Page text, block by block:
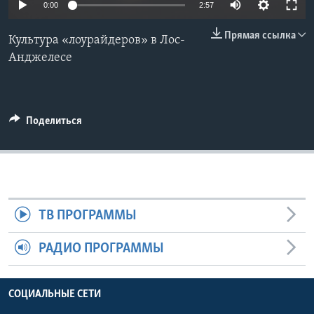
СОЦИАЛЬНЫЕ СЕТИ
Языки
0:00 2:57
Прямая ссылка
Культура «лоурайдеров» в Лос-
Анджелесе
Поделиться
ТВ ПРОГРАММЫ
РАДИО ПРОГРАММЫ
СОЦИАЛЬНЫЕ СЕТИ